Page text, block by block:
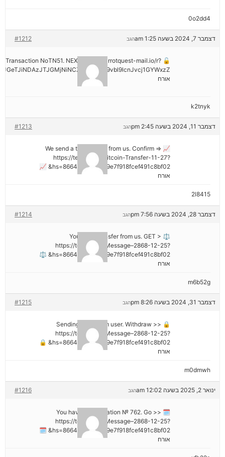
0o2dd4
דצמבר 7, 2024 בשעה 1:25 am #1212 הגב
Transaction NoTN51. NEXT => out.carrotquest-mail.io/r?
אורח
k2tnyk
דצמבר 11, 2024 בשעה 2:45 pm #1213 הגב
📈 We send a transaction from us. Confirm =>
https://telegra.ph/Bitcoin-Transfer-11-27?
hs=8664c520642b9e7f918fcef491c8bf02& 📈
אורח
2l8415
דצמבר 28, 2024 בשעה 7:56 pm #1214 הגב
⚖ You got a transfer from us. GET >
https://telegra.ph/Message–2868-12-25?
hs=8664c520642b9e7f918fcef491c8bf02& ⚖
אורח
m6b52g
דצמבר 31, 2024 בשעה 8:26 pm #1215 הגב
🔒 Sending a gift from user. Withdrаw >>
https://telegra.ph/Message–2868-12-25?
hs=8664c520642b9e7f918fcef491c8bf02& 🔒
אורח
m0dmwh
ינואר 2, 2025 בשעה 12:02 am #1216 הגב
🗓 You have a notification № 762. Go >>
https://telegra.ph/Message–2868-12-25?
hs=8664c520642b9e7f918fcef491c8bf02& 🗓
אורח